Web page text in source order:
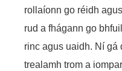
rollaíonn go réidh
rud a fhágann go
rinc agus uaidh. Ní gá
trealamh trom a